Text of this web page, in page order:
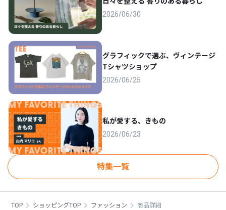
2026/06/30
グラフィックで選ぶ、ヴィンテージ
Tシャツショップ
2026/06/25
私が愛する、きもの
2026/06/23
特集一覧
TOP ショッピングTOP ファッション 商品詳細